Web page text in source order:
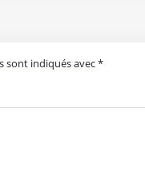
sont indiqués avec*